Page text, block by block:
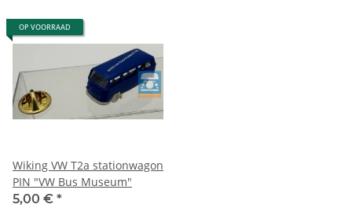
OP VOORRAAD
Wiking VW T2a stationwagon
PIN "VW Bus Museum"
5,00 € *